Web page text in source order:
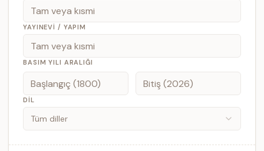
YAYINEVI / YAPIM
BASIM YILI ARALIĞI
DIL
Tüm diller